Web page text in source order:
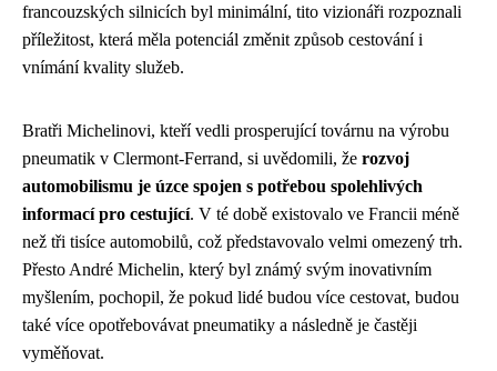
francouzských silnicích byl minimální, tito vizionáři rozpoznali
příležitost, která měla potenciál změnit způsob cestování i
vnímání kvality služeb.
Bratři Michelinovi, kteří vedli prosperující továrnu na výrobu
pneumatik v Clermont-Ferrand, si uvědomili, že rozvoj
automobilismu je úzce spojen s potřebou spolehlivých
informací pro cestující. V té době existovalo ve Francii méně
než tři tisíce automobilů, což představovalo velmi omezený trh.
Přesto André Michelin, který byl známý svým inovativním
myšlením, pochopil, že pokud lidé budou více cestovat, budou
také více opotřebovávat pneumatiky a následně je častěji
vyměňovat.